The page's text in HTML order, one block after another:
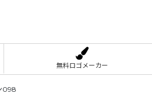
無料ロゴメーカー
098